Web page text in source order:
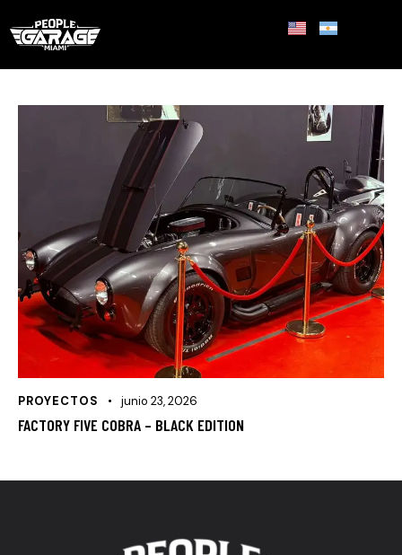
PROYECTOS junio 23, 2026
FACTORY FIVE COBRA – BLACK EDITION